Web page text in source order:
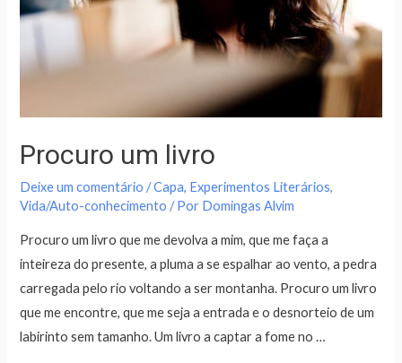
Procuro um livro
Deixe um comentário /Capa, Experimentos Literários,
Vida/Auto-conhecimento / Por Domingas Alvim
Procuro um livro que me devolva a mim, que me faça a
inteireza do presente, a pluma a se espalhar ao vento, a pedra
carregada pelo rio voltando a ser montanha. Procuro um livro
que me encontre, que me seja a entrada e o desnorteio de um
labirinto sem tamanho. Um livro a captar a fome no …